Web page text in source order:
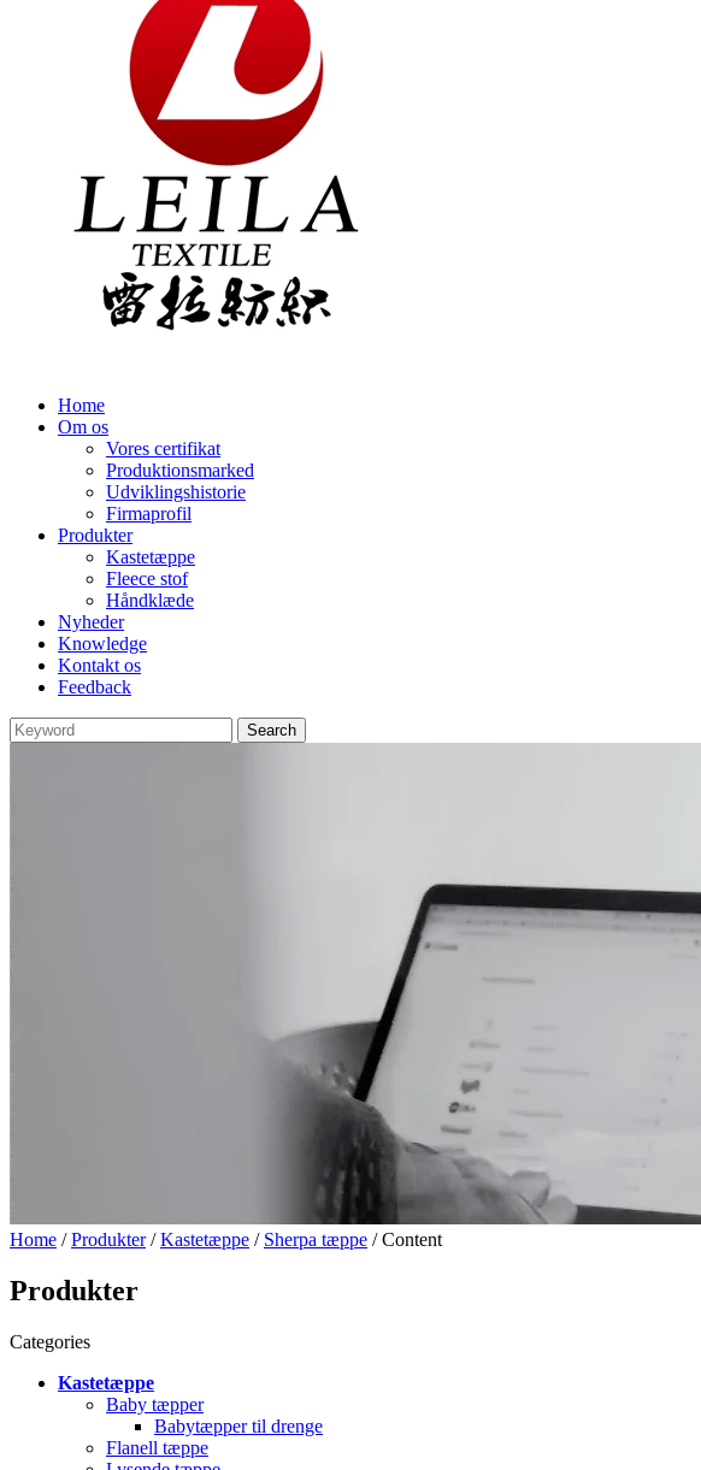
Home
Om os
Vores certifikat
Produktionsmarked
Udviklingshistorie
Firmaprofil
Produkter
Kastetæppe
Fleece stof
Håndklæde
Nyheder
Knowledge
Kontakt os
Feedback
Home /Produkter/Kastetæppe / Sherpa tæppe / Content
Produkter
Categories
Kastetæppe
Baby tæpper
Babytæpper til drenge
Flanell tæppe